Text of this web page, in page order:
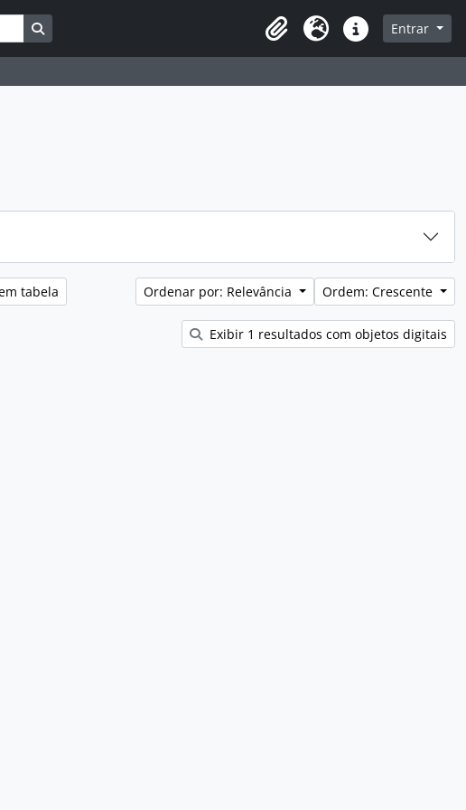
Busque na página de navegação
Idioma Atalhos Entrar
tabela Ordenar por: Relevância Ordem: Crescente
Exibir 1 resultados com objetos digitais